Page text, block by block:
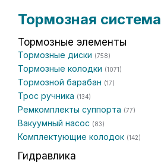
Тормозная система
Тормозные элементы
Тормозные диски (758)
Тормозные колодки (1071)
Тормозной барабан (17)
Трос ручника (134)
Ремкомплекты суппорта (77)
Вакуумный насос (83)
Комплектующие колодок (142)
Гидравлика